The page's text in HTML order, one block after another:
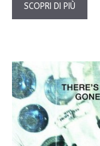
SCOPRI DI PIÙ